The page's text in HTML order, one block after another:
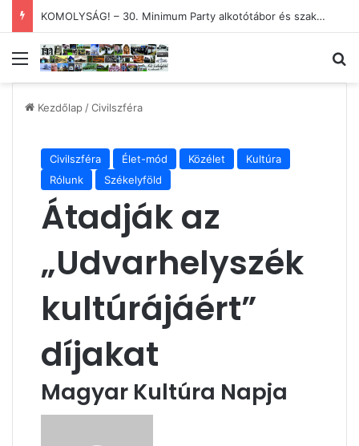
KIÁLLÍTÁS – Székelyudvarhelyi és magyar – és menyasszony
Menü
Kezdőlap/Civilszféra
Civilszféra Élet-mód Közélet
Kultúra
Rólunk
Székelyföld
Átadják az
„Udvarhelyszék
kultúrájáért”
díjakat
Magyar Kultúra Napja